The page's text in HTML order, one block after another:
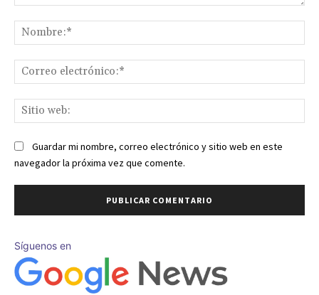
Guardar mi nombre, correo electrónico y sitio web en este
navegador la próxima vez que comente.
Síguenos en